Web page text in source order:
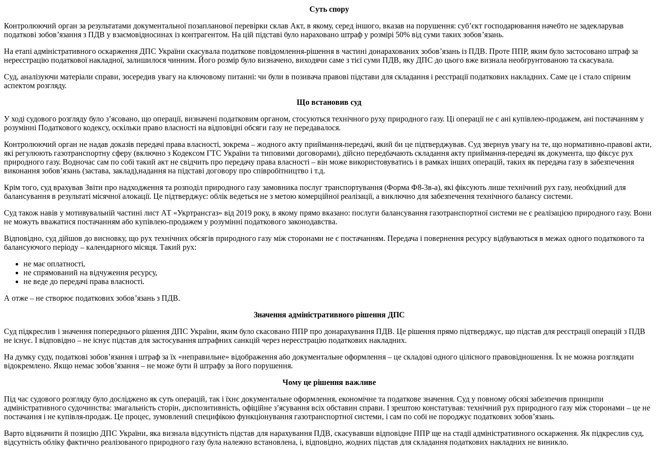
Суть спору
Контролюючий орган за результатами документальної позапланової перевірки склав Акт, в якому, серед іншого, вказав на порушення: суб’єкт господарювання начебто не задекларував
податкові зобов’язання з ПДВ у взаємовідносинах із контрагентом. На цій підставі було нараховано штраф у розмірі 50% від суми таких зобов’язань.
На етапі адміністративного оскарження ДПС України скасувала податкове повідомлення-рішення в частині донарахованих зобов’язань із ПДВ. Проте ППР, яким було застосовано штраф за
нереєстрацію податкової накладної, залишилося чинним. Його розмір було визначено, виходячи саме з тієї суми ПДВ, яку ДПС до цього вже визнала необґрунтованою та скасувала.
Суд, аналізуючи матеріали справи, зосередив увагу на ключовому питанні: чи були в позивача правові підстави для складання і реєстрації податкових накладних. Саме це і стало спірним
аспектом розгляду.
Що встановив суд
У ході судового розгляду було з’ясовано, що операції, визначені податковим органом, стосуються технічного руху природного газу. Ці операції не є ані купівлею-продажем, ані постачанням у
розумінні Податкового кодексу, оскільки право власності на відповідні обсяги газу не передавалося.
Контролюючий орган не надав доказів передачі права власності, зокрема – жодного акту приймання-передачі, який би це підтверджував. Суд звернув увагу на те, що нормативно-правові акти,
які регулюють газотранспортну сферу (включно з Кодексом ГТС України та типовими договорами), дійсно передбачають складання акту приймання-передачі як документа, що фіксує рух
природного газу. Водночас сам по собі такий акт не свідчить про передачу права власності – він може використовуватись і в рамках інших операцій, таких як передача газу в забезпечення
виконання зобов’язань (застава, заклад),надання на підставі договору про співробітництво і т.д.
Крім того, суд врахував Звіти про надходження та розподіл природного газу замовника послуг транспортування (Форма Ф8-3в-а), які фіксують лише технічний рух газу, необхідний для
балансування в результаті місячної алокації. Це підтверджує: облік ведеться не з метою комерційної реалізації, а виключно для забезпечення технічного балансу системи.
Суд також навів у мотивувальній частині лист АТ «Укртрансгаз» від 2019 року, в якому прямо вказано: послуги балансування газотранспортної системи не є реалізацією природного газу. Вони
не можуть вважатися постачанням або купівлею-продажем у розумінні податкового законодавства.
Відповідно, суд дійшов до висновку, що рух технічних обсягів природного газу між сторонами не є постачанням. Передача і повернення ресурсу відбуваються в межах одного податкового та
балансуючого періоду – календарного місяця. Такий рух:
не має оплатності,
не спрямований на відчуження ресурсу,
не веде до передачі права власності.
А отже – не створює податкових зобов’язань з ПДВ.
Значення адміністративного рішення ДПС
Суд підкреслив і значення попереднього рішення ДПС України, яким було скасовано ППР про донарахування ПДВ. Це рішення прямо підтверджує, що підстав для реєстрації операцій з ПДВ
не існує. І відповідно – не існує підстав для застосування штрафних санкцій через нереєстрацію податкових накладних.
На думку суду, податкові зобов’язання і штраф за їх «неправильне» відображення або документальне оформлення – це складові одного цілісного правовідношення. Їх не можна розглядати
відокремлено. Якщо немає зобов’язання – не може бути й штрафу за його порушення.
Чому це рішення важливе
Під час судового розгляду було досліджено як суть операцій, так і їхнє документальне оформлення, економічне та податкове значення. Суд у повному обсязі забезпечив принципи
адміністративного судочинства: змагальність сторін, диспозитивність, офіційне з’ясування всіх обставин справи. І зрештою констатував: технічний рух природного газу між сторонами – це не
постачання і не купівля-продаж. Це процес, зумовлений специфікою функціонування газотранспортної системи, і сам по собі не породжує податкових зобов’язань.
Варто відзначити й позицію ДПС України, яка визнала відсутність підстав для нарахування ПДВ, скасувавши відповідне ППР ще на стадії адміністративного оскарження. Як підкреслив суд,
відсутність обліку фактично реалізованого природного газу була належно встановлена, і, відповідно, жодних підстав для складання податкових накладних не виникло.